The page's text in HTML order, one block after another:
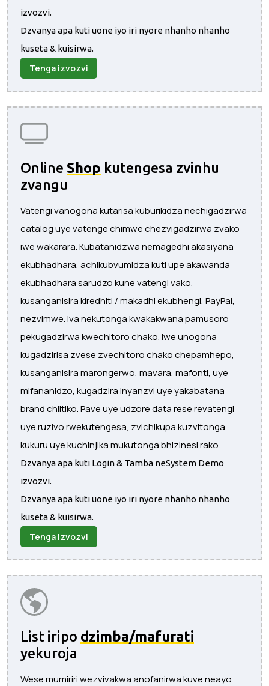
izvozvi.
Dzvanya apa kuti uone iyo iri nyore nhanho nhanho
kuseta & kuisirwa.
Tenga izvozvi
Online Shop kutengesa zvinhu
zvangu
Vatengi vanogona kutarisa kuburikidza nechigadzirwa
catalog uye vatenge chimwe chezvigadzirwa zvako
iwe wakarara. Kubatanidzwa nemagedhi akasiyana
ekubhadhara, achikubvumidza kuti upe akawanda
ekubhadhara sarudzo kune vatengi vako,
kusanganisira kiredhiti / makadhi ekubhengi, PayPal,
nezvimwe. Iva nekutonga kwakakwana pamusoro
pekugadzirwa kwechitoro chako. Iwe unogona
kugadzirisa zvese zvechitoro chako chepamhepo,
kusanganisira marongerwo, mavara, mafonti, uye
mifananidzo, kugadzira inyanzvi uye yakabatana
brand chiitiko. Pave uye udzore data rese revatengi
uye ruzivo rwekutengesa, zvichikupa kuzvitonga
kukuru uye kuchinjika mukutonga bhizinesi rako.
Dzvanya apa kuti Login & Tamba neSystem Demo
izvozvi.
Dzvanya apa kuti uone iyo iri nyore nhanho nhanho
kuseta & kuisirwa.
Tenga izvozvi
List iripo dzimba/mafurati
yekuroja
Wese mumiriri wezvivakwa anofanirwa kuve neayo